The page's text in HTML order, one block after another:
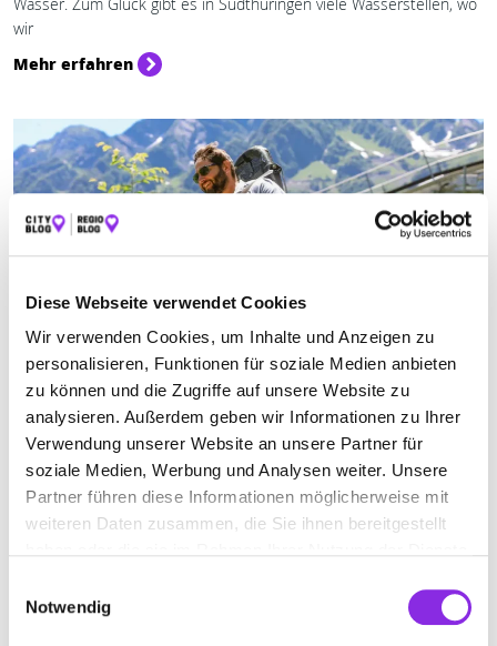
Diese Webseite verwendet Cookies
Wir verwenden Cookies, um Inhalte und Anzeigen zu
personalisieren, Funktionen für soziale Medien anbieten
zu können und die Zugriffe auf unsere Website zu
analysieren. Außerdem geben wir Informationen zu Ihrer
Verwendung unserer Website an unsere Partner für
soziale Medien, Werbung und Analysen weiter. Unsere
Partner führen diese Informationen möglicherweise mit
weiteren Daten zusammen, die Sie ihnen bereitgestellt
Notwendig
wir
Mehr erfahren
Sport & Freizeit
SOMMERRODELBAHNEN IN SÜDTHÜRINGEN: 4
…
Erfahrt hier, wo ihr in Südthüringen überall Sommerrodelbahnen
besuchen könnt. Ein tolles Outdoorerlebnis im Sommer.